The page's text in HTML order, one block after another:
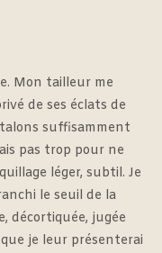
Mon tailleur me
de ses éclats de
talons suffisamment
pas trop pour ne
léger, subtil. Je
le seuil de la
décortiquée, jugée
je leur présenterai